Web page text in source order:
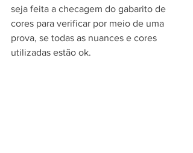
seja feita a checagem do gabarito de
cores para verificar por meio de uma
prova, se todas as nuances e cores
utilizadas estão ok.